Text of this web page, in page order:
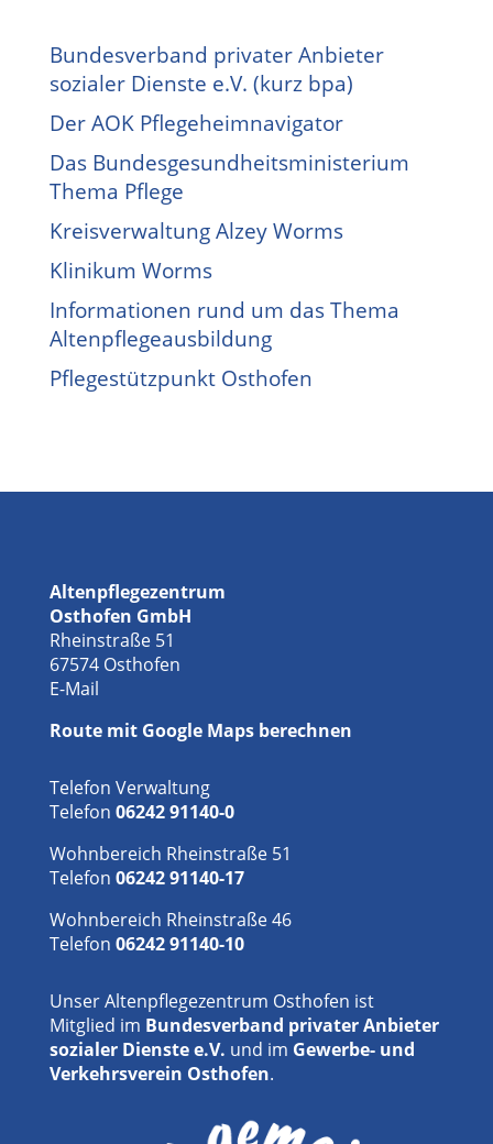
Bundesverband privater Anbieter
sozialer Dienste e.V. (kurz bpa)
Der AOK Pflegeheimnavigator
Das Bundesgesundheitsministerium
Thema Pflege
Kreisverwaltung Alzey Worms
Klinikum Worms
Informationen rund um das Thema
Altenpflegeausbildung
Pflegestützpunkt Osthofen
Altenpflegezentrum
Osthofen GmbH
Rheinstraße 51
67574 Osthofen
E-Mail
Route mit Google Maps berechnen
Telefon Verwaltung
Telefon 06242 91140-0
Wohnbereich Rheinstraße 51
Telefon 06242 91140-17
Wohnbereich Rheinstraße 46
Telefon 06242 91140-10
Unser Altenpflegezentrum Osthofen ist
Mitglied im Bundesverband privater Anbieter
sozialer Dienste e.V. und im Gewerbe- und
Verkehrsverein Osthofen.